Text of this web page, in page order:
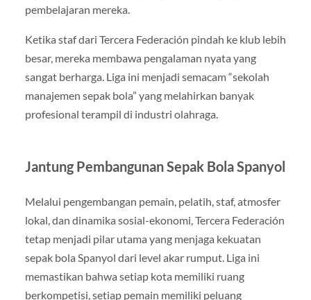
pembelajaran mereka.
Ketika staf dari Tercera Federación pindah ke klub lebih
besar, mereka membawa pengalaman nyata yang
sangat berharga. Liga ini menjadi semacam “sekolah
manajemen sepak bola” yang melahirkan banyak
profesional terampil di industri olahraga.
Jantung Pembangunan Sepak Bola Spanyol
Melalui pengembangan pemain, pelatih, staf, atmosfer
lokal, dan dinamika sosial-ekonomi, Tercera Federación
tetap menjadi pilar utama yang menjaga kekuatan
sepak bola Spanyol dari level akar rumput. Liga ini
memastikan bahwa setiap kota memiliki ruang
berkompetisi, setiap pemain memiliki peluang